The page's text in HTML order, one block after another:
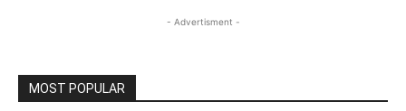
- Advertisment -
MOST POPULAR